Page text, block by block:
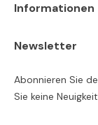
Informationen
Newsletter
Abonnieren Sie
Sie keine